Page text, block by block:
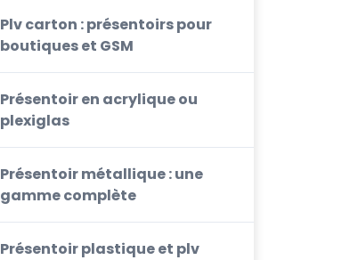
Plv carton : présentoirs pour
boutiques et GSM
Présentoir en acrylique ou
plexiglas
Présentoir métallique : une
gamme complète
Présentoir plastique et plv